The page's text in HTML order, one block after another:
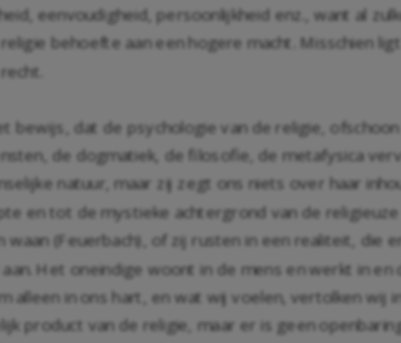
eenvoudigheid, persoonlijkheid enz., want al
behoefte aan een hogere macht. Misschien
bewijs, dat de psychologie van de religie,
de dogmatiek, de filosofie, de metafysica
natuur, maar zij zegt ons niets over haar
en tot de mystieke achtergrond van de
waan (Feuerbach), of zij rusten in een realiteit,
Het oneindige woont in de mens en werkt in
alleen in ons hart, en wat wij voelen, vertolken
product van de religie, maar er is geen